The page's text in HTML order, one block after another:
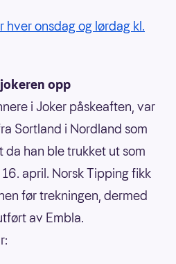
hver onsdag og lørdag kl.
opp
i Joker påskeaften, var
Sortland i Nordland som
han ble trukket ut som
april. Norsk Tipping fikk
før trekningen, dermed
av Embla.